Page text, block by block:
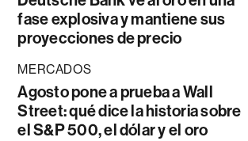
fase explosiva y mantiene sus
proyecciones de precio
MERCADOS
Agosto pone a prueba a Wall
Street: qué dice la historia sobre
el S&P 500, el dólar y el oro